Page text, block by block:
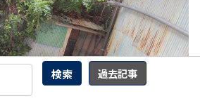
検索 過去記事